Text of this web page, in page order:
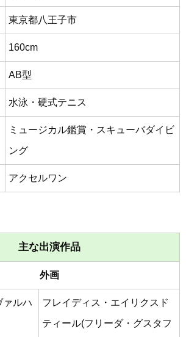
東京都八王子市
160cm
AB型
水泳・硬式テニス
ミュージカル鑑賞・スキューバダイビ
ング
アクセルワン
主な出演作品
外画
ァルハ
フレイディス・エイリクスド
ティール(フリーダ・グスタフ